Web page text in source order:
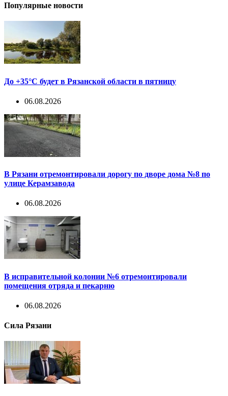
Популярные новости
До +35°С будет в Рязанской области в пятницу
06.08.2026
В Рязани отремонтировали дорогу по дворе дома №8 по
улице Керамзавода
06.08.2026
В исправительной колонии №6 отремонтировали
помещения отряда и пекарню
06.08.2026
Сила Рязани